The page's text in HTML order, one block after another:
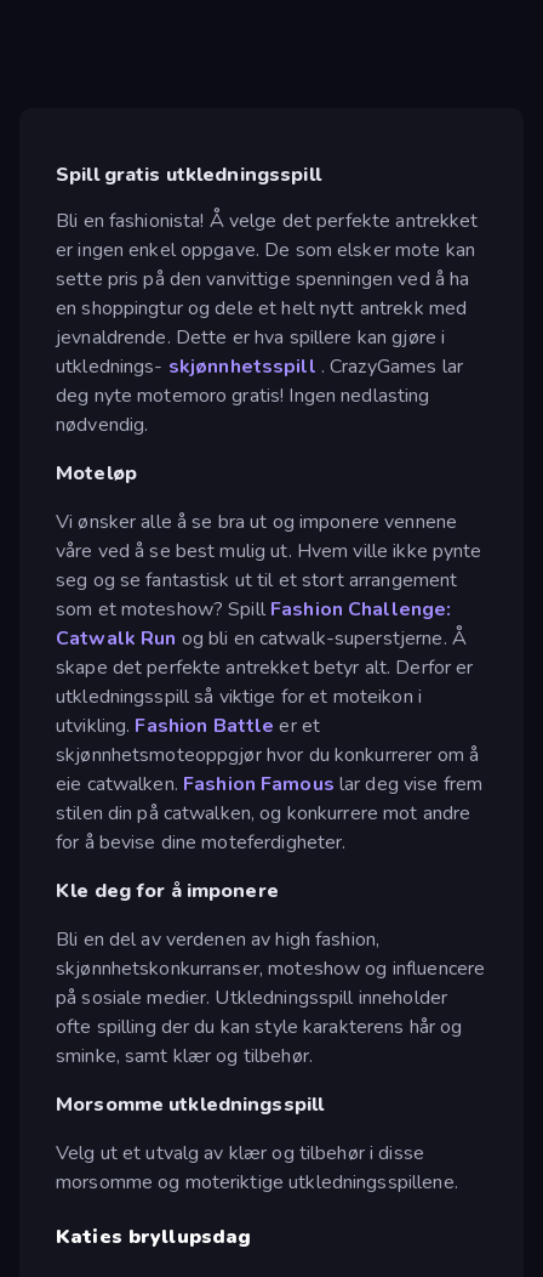
Spill gratis utkledningsspill
Bli en fashionista! Å velge det perfekte antrekket
er ingen enkel oppgave. De som elsker mote kan
sette pris på den vanvittige spenningen ved å ha
en shoppingtur og dele et helt nytt antrekk med
jevnaldrende. Dette er hva spillere kan gjøre i
utklednings- skjønnhetsspill . CrazyGames lar
deg nyte motemoro gratis! Ingen nedlasting
nødvendig.
Moteløp
Vi ønsker alle å se bra ut og imponere vennene
våre ved å se best mulig ut. Hvem ville ikke pynte
seg og se fantastisk ut til et stort arrangement
som et moteshow? Spill Fashion Challenge:
Catwalk Run og bli en catwalk-superstjerne. Å
skape det perfekte antrekket betyr alt. Derfor er
utkledningsspill så viktige for et moteikon i
utvikling. Fashion Battle er et
skjønnhetsmoteoppgjør hvor du konkurrerer om å
eie catwalken. Fashion Famous lar deg vise frem
stilen din på catwalken, og konkurrere mot andre
for å bevise dine moteferdigheter.
Kle deg for å imponere
Bli en del av verdenen av high fashion,
skjønnhetskonkurranser, moteshow og influencere
på sosiale medier. Utkledningsspill inneholder
ofte spilling der du kan style karakterens hår og
sminke, samt klær og tilbehør.
Morsomme utkledningsspill
Velg ut et utvalg av klær og tilbehør i disse
morsomme og moteriktige utkledningsspillene.
Katies bryllupsdag